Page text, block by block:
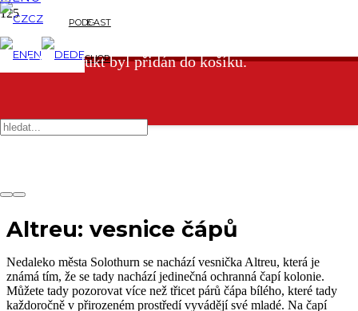
CZ
EN DE
PODCAST
E-
SHOP
Produkt produkt byl přidán do košíku.
Altreu: vesnice čápů
Nedaleko města Solothurn se nachází vesnička Altreu, která je
známá tím, že se tady nachází jedinečná ochranná čapí kolonie.
Můžete tady pozorovat více než třicet párů čápa bílého, které tady
každoročně v přirozeném prostředí vyvádějí své mladé. Na čapí